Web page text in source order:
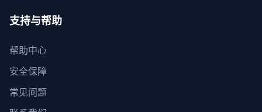
支持与帮助
帮助中心
安全保障
常见问题